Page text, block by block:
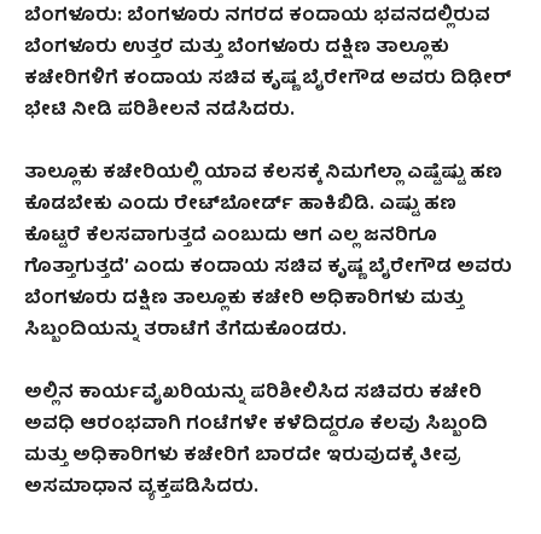
ಬೆಂಗಳೂರು: ಬೆಂಗಳೂರು ನಗರದ ಕಂದಾಯ ಭವನದಲ್ಲಿರುವ
ಬೆಂಗಳೂರು ಉತ್ತರ ಮತ್ತು ಬೆಂಗಳೂರು ದಕ್ಷಿಣ ತಾಲ್ಲೂಕು
ಕಚೇರಿಗಳಿಗೆ ಕಂದಾಯ ಸಚಿವ ಕೃಷ್ಣ ಬೈರೇಗೌಡ ಅವರು ದಿಢೀರ್
ಭೇಟಿ ನೀಡಿ ಪರಿಶೀಲನೆ ನಡೆಸಿದರು.
ತಾಲ್ಲೂಕು ಕಚೇರಿಯಲ್ಲಿ ಯಾವ ಕೆಲಸಕ್ಕೆ ನಿಮಗೆಲ್ಲಾ ಎಷ್ಟೆಷ್ಟು ಹಣ
ಕೊಡಬೇಕು ಎಂದು ರೇಟ್‌ಬೋರ್ಡ್ ಹಾಕಿಬಿಡಿ. ಎಷ್ಟು ಹಣ
ಕೊಟ್ಟರೆ ಕೆಲಸವಾಗುತ್ತದೆ ಎಂಬುದು ಆಗ ಎಲ್ಲ ಜನರಿಗೂ
ಗೊತ್ತಾಗುತ್ತದೆ’ ಎಂದು ಕಂದಾಯ ಸಚಿವ ಕೃಷ್ಣ ಬೈರೇಗೌಡ ಅವರು
ಬೆಂಗಳೂರು ದಕ್ಷಿಣ ತಾಲ್ಲೂಕು ಕಚೇರಿ ಅಧಿಕಾರಿಗಳು ಮತ್ತು
ಸಿಬ್ಬಂದಿಯನ್ನು ತರಾಟೆಗೆ ತೆಗೆದುಕೊಂಡರು.
ಅಲ್ಲಿನ ಕಾರ್ಯವೈಖರಿಯನ್ನು ಪರಿಶೀಲಿಸಿದ ಸಚಿವರು ಕಚೇರಿ
ಅವಧಿ ಆರಂಭವಾಗಿ ಗಂಟೆಗಳೇ ಕಳೆದಿದ್ದರೂ ಕೆಲವು ಸಿಬ್ಬಂದಿ
ಮತ್ತು ಅಧಿಕಾರಿಗಳು ಕಚೇರಿಗೆ ಬಾರದೇ ಇರುವುದಕ್ಕೆ ತೀವ್ರ
ಅಸಮಾಧಾನ ವ್ಯಕ್ತಪಡಿಸಿದರು.